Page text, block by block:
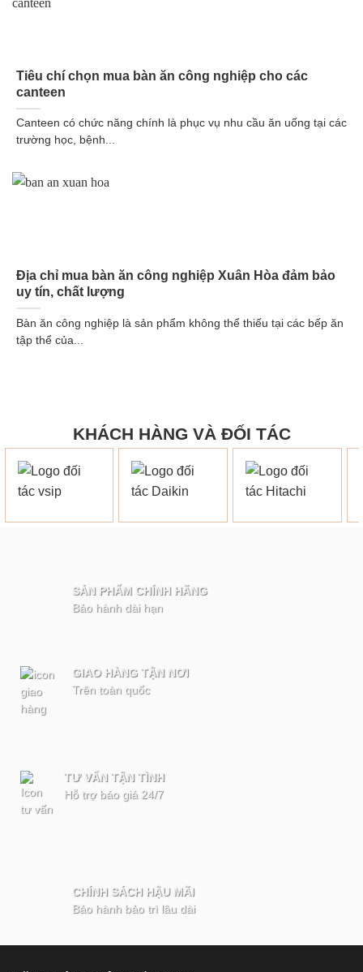
Tiêu chí chọn mua bàn ăn công nghiệp cho các
canteen
Canteen có chức năng chính là phục vụ nhu cầu ăn uống tại các
trường học, bệnh...
Địa chỉ mua bàn ăn công nghiệp Xuân Hòa đảm bảo
uy tín, chất lượng
Bàn ăn công nghiệp là sản phẩm không thể thiếu tại các bếp ăn
tập thể của...
KHÁCH HÀNG VÀ ĐỐI TÁC
SẢN PHẨM CHÍNH HÃNG
Bảo hành dài hạn
GIAO HÀNG TẬN NƠI
Trên toàn quốc
TƯ VẤN TẬN TÌNH
Hỗ trợ báo giá 24/7
CHÍNH SÁCH HẬU MÃI
Bảo hành bảo trì lâu dài